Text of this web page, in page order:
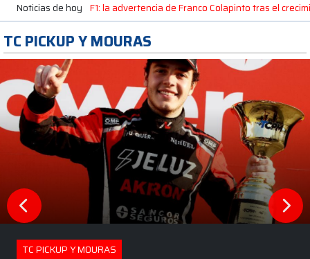
Noticias de hoy F1: la advertencia de Franco Colapinto tras el
TC PICKUP Y MOURAS
TC PICKUP Y MOURAS